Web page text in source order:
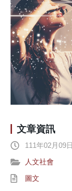
文章資訊
111年02月09日
人文社會
圖文